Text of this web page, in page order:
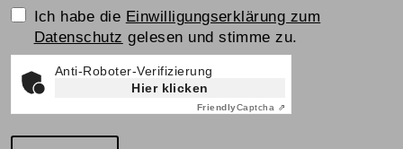
Einwilligungserklärung
Ich habe die Einwilligungserklärung zum
Datenschutz gelesen und stimme zu.
Anti-Roboter-Verifizierung
Hier klicken
FriendlyCaptcha ⇗